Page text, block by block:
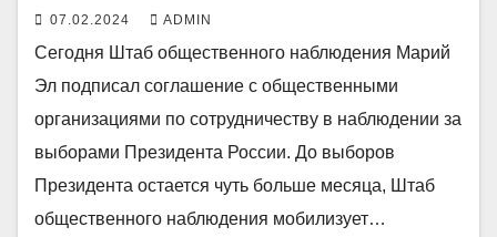
07.02.2024 ADMIN
Сегодня Штаб общественного наблюдения Марий
Эл подписал соглашение с общественными
организациями по сотрудничеству в наблюдении за
выборами Президента России. До выборов
Президента остается чуть больше месяца, Штаб
общественного наблюдения мобилизует…